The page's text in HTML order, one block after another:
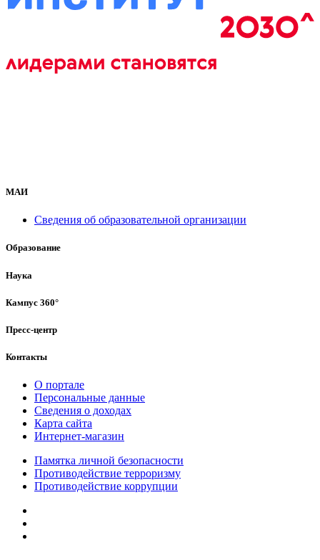
МАИ
Сведения об образовательной организации
Образование
Наука
Кампус 360°
Пресс-центр
Контакты
О портале
Персональные данные
Сведения о доходах
Карта сайта
Интернет-магазин
Памятка личной безопасности
Противодействие терроризму
Противодействие коррупции